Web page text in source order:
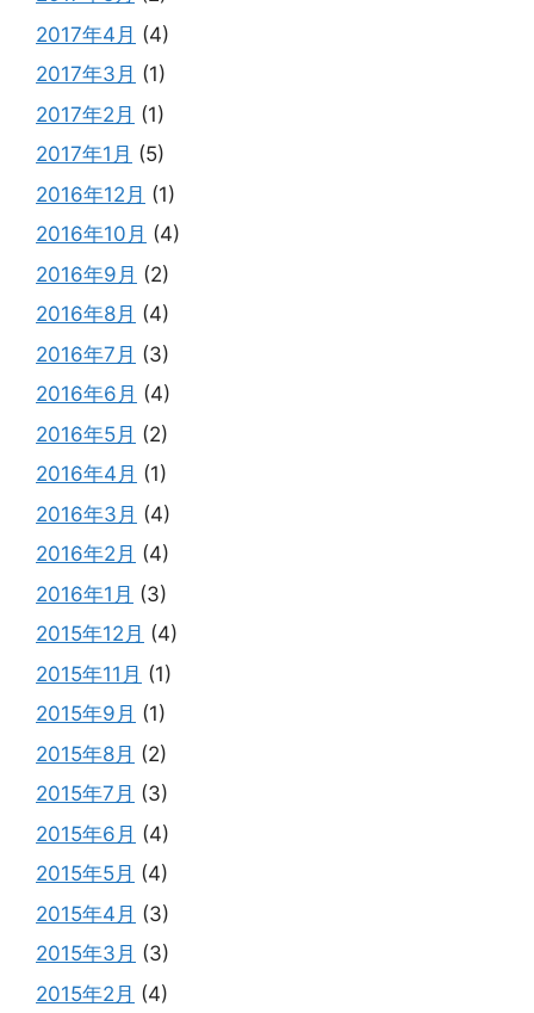
2017年4月 (4)
2017年3月 (1)
2017年2月 (1)
2017年1月 (5)
2016年12月 (1)
2016年10月 (4)
2016年9月 (2)
2016年8月 (4)
2016年7月 (3)
2016年6月 (4)
2016年5月 (2)
2016年4月 (1)
2016年3月 (4)
2016年2月 (4)
2016年1月 (3)
2015年12月 (4)
2015年11月 (1)
2015年9月 (1)
2015年8月 (2)
2015年7月 (3)
2015年6月 (4)
2015年5月 (4)
2015年4月 (3)
2015年3月 (3)
2015年2月 (4)